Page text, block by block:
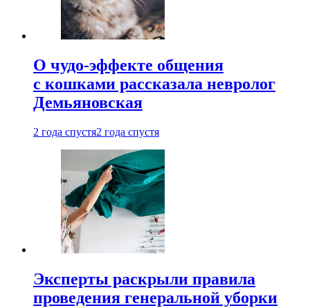
О чудо-эффекте общения
с кошками рассказала невролог
Демьяновская
2 года спустя2 года спустя
Эксперты раскрыли правила
проведения генеральной уборки